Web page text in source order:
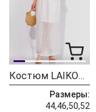
Костюм LAIKONY L-884 белый
Размеры:
44,46,50,52